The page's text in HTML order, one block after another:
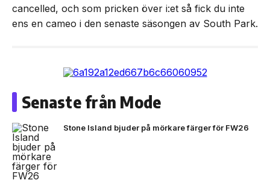
cancelled, och som pricken över i:et så fick du inte
ens en cameo i den senaste säsongen av South Park.
Senaste från Mode
Stone Island bjuder på mörkare färger för FW26